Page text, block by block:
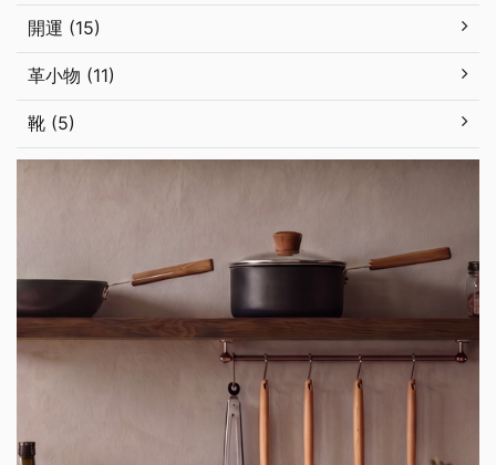
開運 (15)
革小物 (11)
靴 (5)